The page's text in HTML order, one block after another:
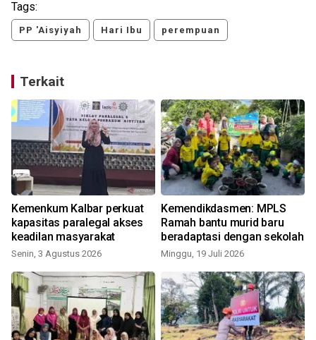
Tags:
PP 'Aisyiyah Hari Ibu perempuan
Terkait
Kemenkum Kalbar perkuat
kapasitas paralegal akses
keadilan masyarakat
Senin, 3 Agustus 2026
Kemendikdasmen: MPLS
Ramah bantu murid baru
beradaptasi dengan sekolah
Minggu, 19 Juli 2026